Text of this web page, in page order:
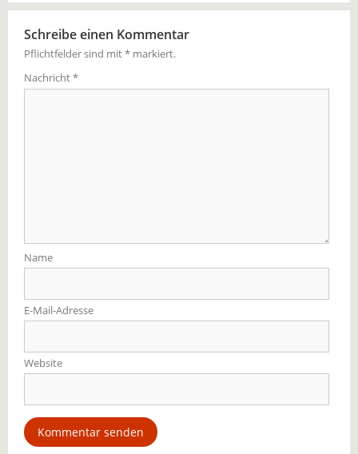
Schreibe einen Kommentar
Pflichtfelder sind mit* markiert.
Nachricht*
Name
E-Mail-Adresse
Website